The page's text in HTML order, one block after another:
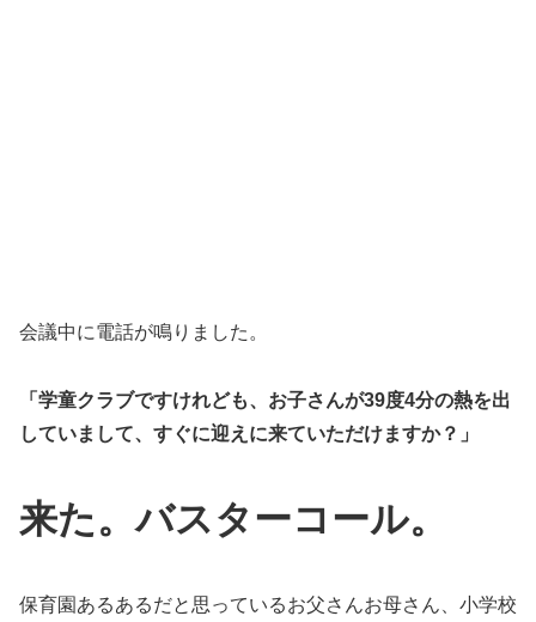
会議中に電話が鳴りました。
「学童クラブですけれども、お子さんが39度4分の熱を出
していまして、すぐに迎えに来ていただけますか？」
来た。バスターコール。
保育園あるあるだと思っているお父さんお母さん、小学校